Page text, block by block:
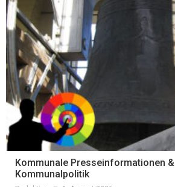
Kommunale Presseinformationen &
Kommunalpolitik